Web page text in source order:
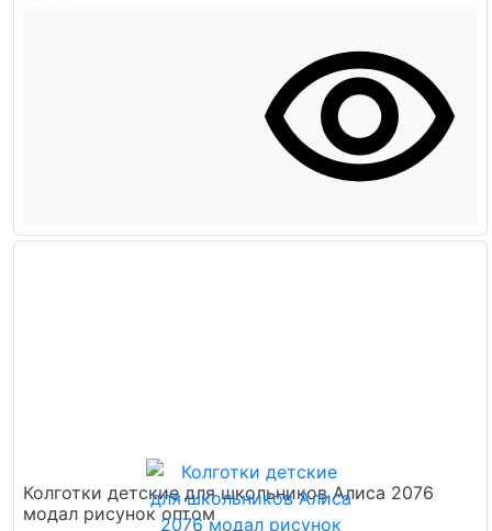
Колготки детские для школьников Алиса 2076
модал рисунок оптом